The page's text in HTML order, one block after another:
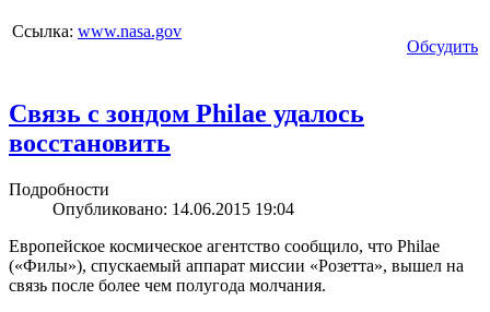
Ссылка: www.nasa.gov
Обсудить
Связь с зондом Philae удалось
восстановить
Подробности
Опубликовано: 14.06.2015 19:04
Европейское космическое агентство сообщило, что Philae
(«Филы»), спускаемый аппарат миссии «Розетта», вышел на
связь после более чем полугода молчания.